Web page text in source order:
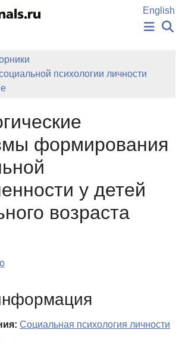
содержанию
English
НОВОСТИ
ИЗДАНИЯ
КЛЮЧЕВЫЕ СЛОВА
психологии личности
формирования
у детей
возраста
Социальная психология личности